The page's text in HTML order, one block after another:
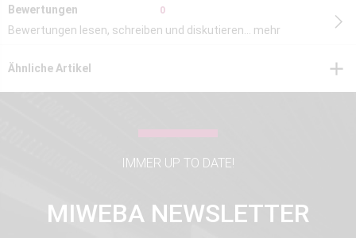
Bewertungen 0
Bewertungen lesen, schreiben und diskutieren... mehr
Ähnliche Artikel
IMMER UP TO DATE!
MIWEBA NEWSLETTER